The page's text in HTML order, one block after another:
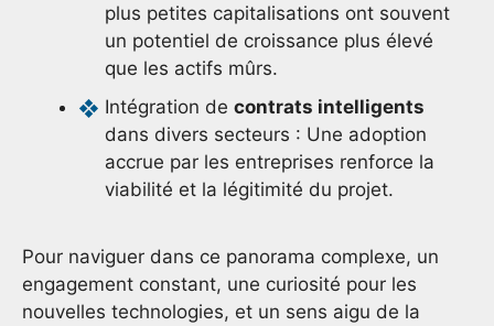
plus petites capitalisations ont souvent
un potentiel de croissance plus élevé
que les actifs mûrs.
Intégration de contrats intelligents
dans divers secteurs : Une adoption
accrue par les entreprises renforce la
viabilité et la légitimité du projet.
Pour naviguer dans ce panorama complexe, un
engagement constant, une curiosité pour les
nouvelles technologies, et un sens aigu de la